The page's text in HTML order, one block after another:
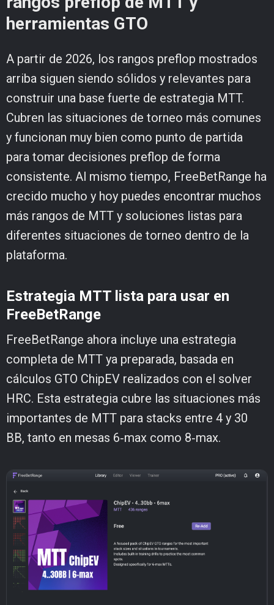
herramientas GTO
A partir de 2026, los rangos preflop mostrados
arriba siguen siendo sólidos y relevantes para
construir una base fuerte de estrategia MTT.
Cubren las situaciones de torneo más comunes
y funcionan muy bien como punto de partida
para tomar decisiones preflop de forma
consistente. Al mismo tiempo, FreeBetRange ha
crecido mucho y hoy puedes encontrar muchos
más rangos de MTT y soluciones listas para
diferentes situaciones de torneo dentro de la
plataforma.
Estrategia MTT lista para usar en
FreeBetRange
FreeBetRange ahora incluye una estrategia
completa de MTT ya preparada, basada en
cálculos GTO ChipEV realizados con el solver
HRC. Esta estrategia cubre las situaciones más
importantes de MTT para stacks entre 4 y 30
BB, tanto en mesas 6‑max como 8‑max.